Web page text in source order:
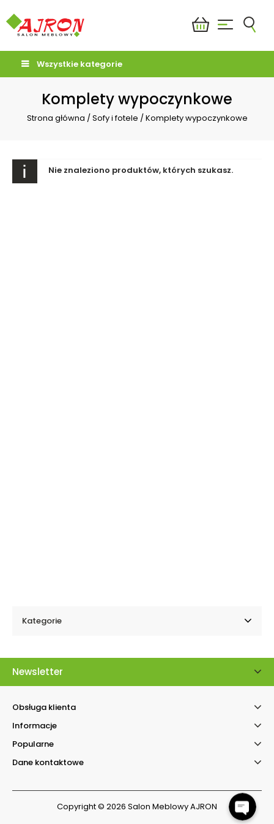
Wszystkie kategorie
Komplety wypoczynkowe
Strona główna / Sofy i fotele / Komplety wypoczynkowe
Nie znaleziono produktów, których szukasz.
Kategorie
Newsletter
Obsługa klienta
Informacje
Popularne
Dane kontaktowe
Copyright © 2026 Salon Meblowy AJRON
Kontakt
Facebook Messenger